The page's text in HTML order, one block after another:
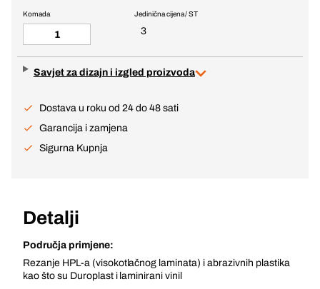
Jedinična cijena / ST
3
Komada
Savjet za dizajn i izgled proizvoda
Dostava u roku od 24 do 48 sati
Garancija i zamjena
Sigurna Kupnja
Detalji
Područja primjene:
Rezanje HPL-a (visokotlačnog laminata) i abrazivnih plastika
kao što su Duroplast i laminirani vinil